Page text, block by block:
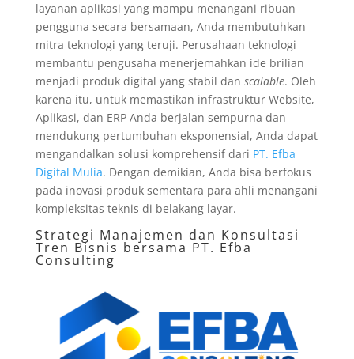
layanan aplikasi yang mampu menangani ribuan
pengguna secara bersamaan, Anda membutuhkan
mitra teknologi yang teruji. Perusahaan teknologi
membantu pengusaha menerjemahkan ide brilian
menjadi produk digital yang stabil dan scalable. Oleh
karena itu, untuk memastikan infrastruktur Website,
Aplikasi, dan ERP Anda berjalan sempurna dan
mendukung pertumbuhan eksponensial, Anda dapat
mengandalkan solusi komprehensif dari PT. Efba
Digital Mulia. Dengan demikian, Anda bisa berfokus
pada inovasi produk sementara para ahli menangani
kompleksitas teknis di belakang layar.
Strategi Manajemen dan Konsultasi
Tren Bisnis bersama PT. Efba
Consulting